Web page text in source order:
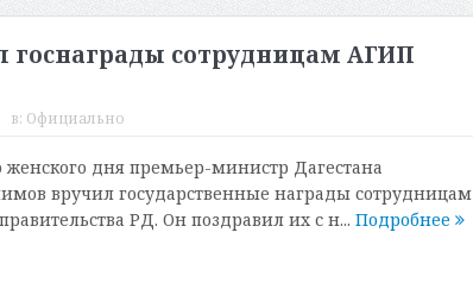
сотрудницам АГИП
в: Официально
дня премьер-министр Дагестана
вручил государственные награды сотрудницам
РД. Он поздравил их с н... Подробнее